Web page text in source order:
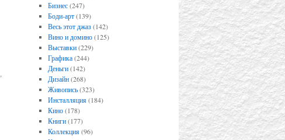
,
Бизнес(247)
Боди-арт(139)
Весь этот джаз(142)
Вино и домино(125)
Выставки(229)
Графика(244)
Деньги(142)
Дизайн(268)
Живопись(323)
Инсталляция(184)
Кино(178)
Книги(177)
Коллекция(96)